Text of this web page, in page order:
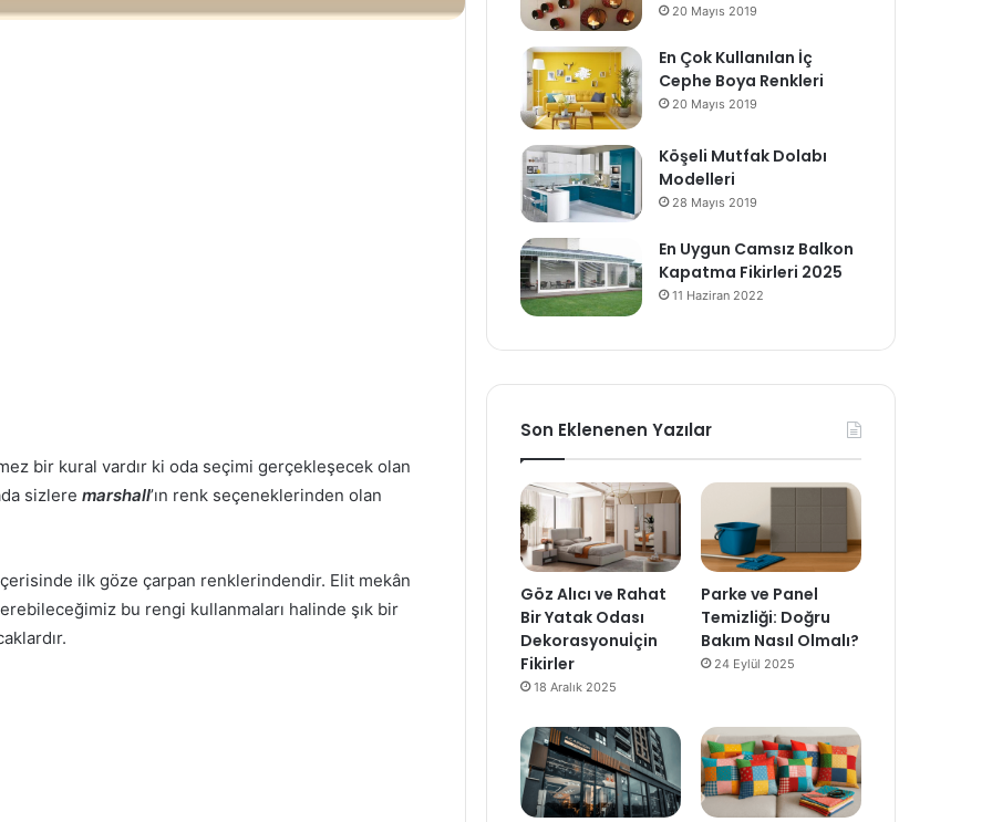
bir kural vardır ki oda seçimi gerçekleşecek olan
sizlere marshall’ın renk seçeneklerinden olan
ilk göze çarpan renklerindendir. Elit mekân
bu rengi kullanmaları halinde şık bir
20 Mayıs 2019
En Çok Kullanılan İç
Cephe Boya Renkleri
20 Mayıs 2019
Köşeli Mutfak Dolabı
Modelleri
28 Mayıs 2019
En Uygun Camsız Balkon
Kapatma Fikirleri 2025
11 Haziran 2022
Son Eklenenen Yazılar
Göz Alıcı ve Rahat
Bir Yatak Odası
Dekorasyonuİçin
Fikirler
18 Aralık 2025
Parke ve Panel
Temizliği: Doğru
Bakım Nasıl Olmalı?
24 Eylül 2025